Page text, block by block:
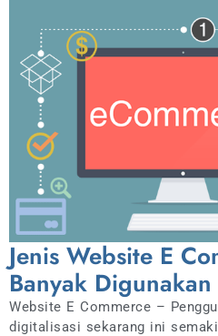
Jenis Website E
Banyak Digunakan
Website E Commerce –
digitalisasi sekarang ini